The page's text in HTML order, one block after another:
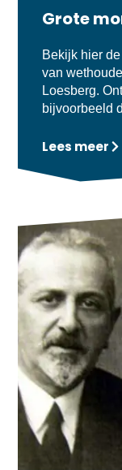
Grote
Bekijk hier
van
Loesberg.
bijvoorbeeld
Lees meer